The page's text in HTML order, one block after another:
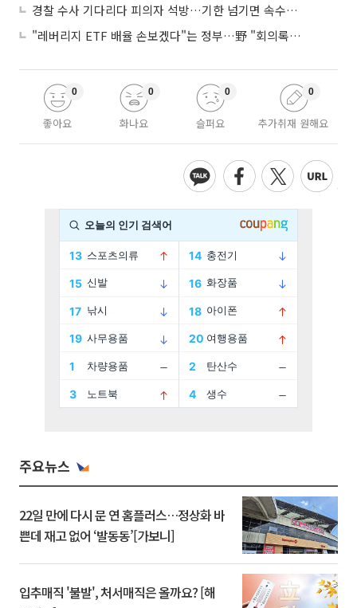
경찰 수사 기다리다 피의자 석방…기한 넘기면 속수무책
"레버리지 ETF 배율 손보겠다"는 정부…野 "회의록부터 내놔야"
좋아요
0
화나요
0
슬퍼요
0
추가취재 원해요
0
주요뉴스
22일 만에 다시 문 연 홈플러스…정상화 바
쁜데 재고 없어 ‘발동동’[가보니]
입추매직 '불발', 처서매직은 올까요? [해